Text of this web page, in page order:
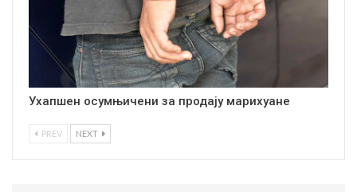
Ухапшен осумњичени за продају марихуане
PREV NEXT